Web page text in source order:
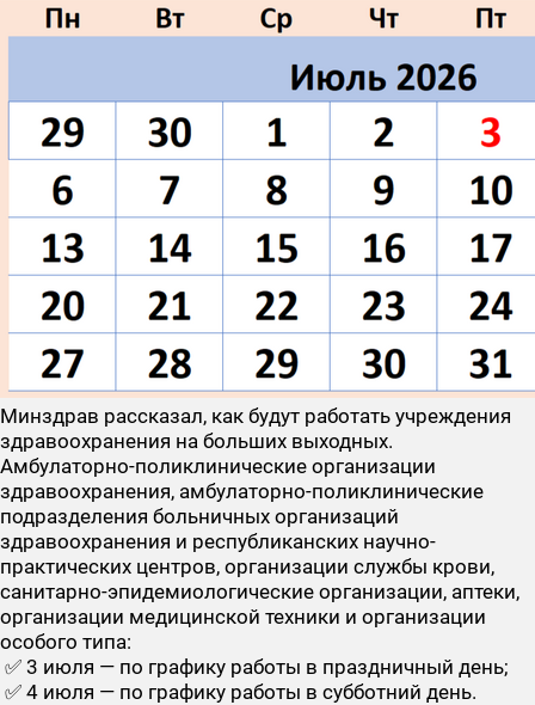
Минздрав рассказал, как будут работать учреждения
здравоохранения на больших выходных.
Амбулаторно-поликлинические организации
здравоохранения, амбулаторно-поликлинические
подразделения больничных организаций
здравоохранения и республиканских научно­
практических центров, организации службы крови,
санитарно-­эпидемиологические организации, аптеки,
организации медицинской техники и организации
особого типа:
✅ 3 июля — по графику работы в праздничный день;
✅ 4 июля — по графику работы в субботний день.